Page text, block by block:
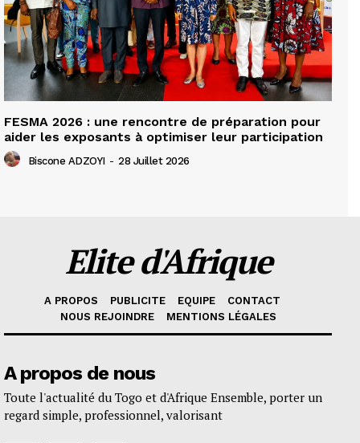
FESMA 2026 : une rencontre de préparation pour
aider les exposants à optimiser leur participation
Biscone ADZOYI - 28 Juillet 2026
Elite d'Afrique
A PROPOS PUBLICITE EQUIPE
CONTACT
NOUS REJOINDRE
MENTIONS LÉGALES
A propos de nous
Toute l'actualité du Togo et d'Afrique Ensemble, porter un
regard simple, professionnel, valorisant